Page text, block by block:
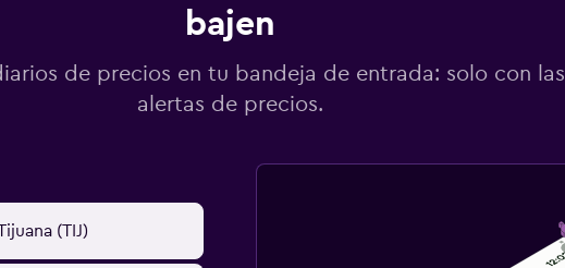
bajen
de precios en tu bandeja de entrada: solo con las
alertas de precios.